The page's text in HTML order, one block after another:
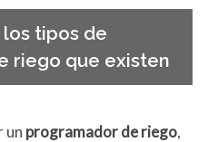
los tipos de
riego que existen
un programador de riego,